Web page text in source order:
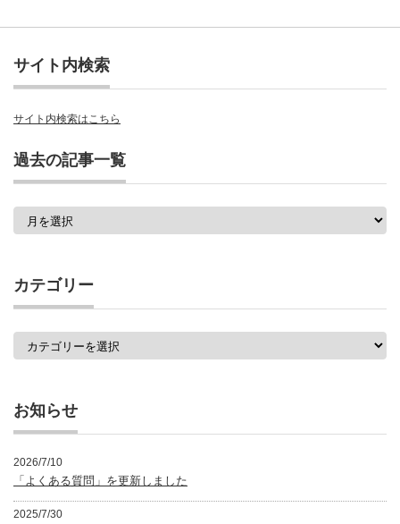
サイト内検索
サイト内検索はこちら
過去の記事一覧
一
覧
カテゴリー
お知らせ
2026/7/10
「よくある質問」を更新しました
2025/7/30